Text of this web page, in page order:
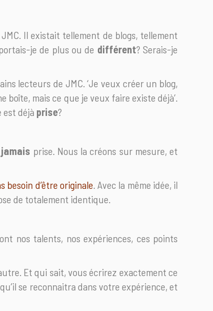
Il existait tellement de blogs, tellement
je de plus ou de différent? Serais-je
lecteurs de JMC. ‘Je veux créer un blog,
boîte, mais ce que je veux faire existe déjà’.
est déjà prise?
jamais prise. Nous la créons sur mesure, et
besoin d’être originale. Avec la même idée, il
de totalement identique.
nos talents, nos expériences, ces points
Et qui sait, vous écrirez exactement ce
se reconnaitra dans votre expérience, et